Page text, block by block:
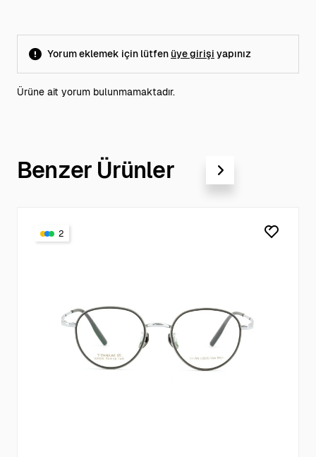
Yorum eklemek için lütfen üye girişi yapınız
Ürüne ait yorum bulunmamaktadır.
Benzer Ürünler
2